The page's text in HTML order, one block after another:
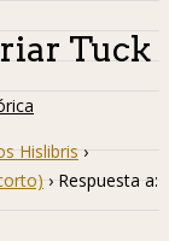
Tuck
Hislibris ›
› Respuesta a: